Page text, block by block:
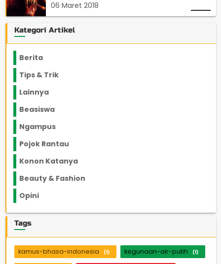
06 Maret 2018
Kategori Artikel
Berita
Tips & Trik
Lainnya
Beasiswa
Ngampus
Pojok Rantau
Konon Katanya
Beauty & Fashion
Opini
Tags
kamus-bhasa-indonesia (1) kegunaan-air-putih (1)